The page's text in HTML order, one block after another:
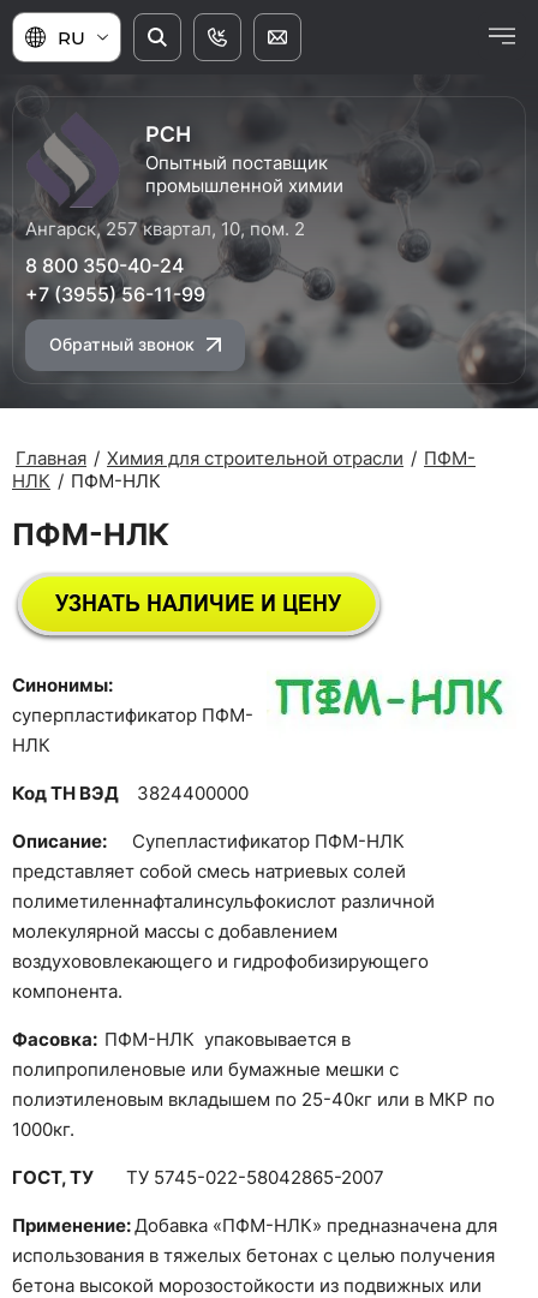
RU
РСН
Опытный поставщик
промышленной химии
Ангарск, 257 квартал, 10, пом. 2
8 800 350-40-24
+7 (3955) 56-11-99
Обратный звонок
Главная / Химия для строительной отрасли / ПФМ-
НЛК / ПФМ-НЛК
ПФМ-НЛК
Синонимы:
суперпластификатор ПФМ-
НЛК
Код ТН ВЭД 3824400000
Описание: Супепластификатор ПФМ-НЛК
представляет собой смесь натриевых солей
полиметиленнафталинсульфокислот различной
молекулярной массы с добавлением
воздухововлекающего и гидрофобизирующего
компонента.
Фасовка: ПФМ-НЛК упаковывается в
полипропиленовые или бумажные мешки с
полиэтиленовым вкладышем по 25-40кг или в МКР по
1000кг.
ГОСТ, ТУ ТУ 5745-022-58042865-2007
Применение:Добавка «ПФМ-НЛК» предназначена для
использования в тяжелых бетонах с целью получения
бетона высокой морозостойкости из подвижных или